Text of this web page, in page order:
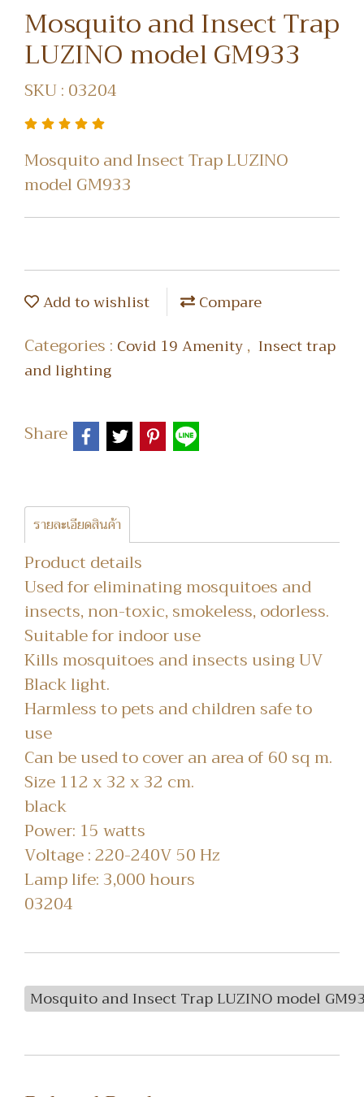
Mosquito and Insect Trap
LUZINO model GM933
SKU : 03204
Mosquito and Insect Trap LUZINO
model GM933
Add to wishlist Compare
Categories : Covid 19 Amenity, Insect trap
and lighting
Share
รายละเอียดสินค้า
Product details
Used for eliminating mosquitoes and
insects, non-toxic, smokeless, odorless.
Suitable for indoor use
Kills mosquitoes and insects using UV
Black light.
Harmless to pets and children safe to
use
Can be used to cover an area of 60 sq m.
Size 112 x 32 x 32 cm.
black
Power: 15 watts
Voltage : 220-240V 50 Hz
Lamp life: 3,000 hours
03204
Mosquito and Insect Trap LUZINO model